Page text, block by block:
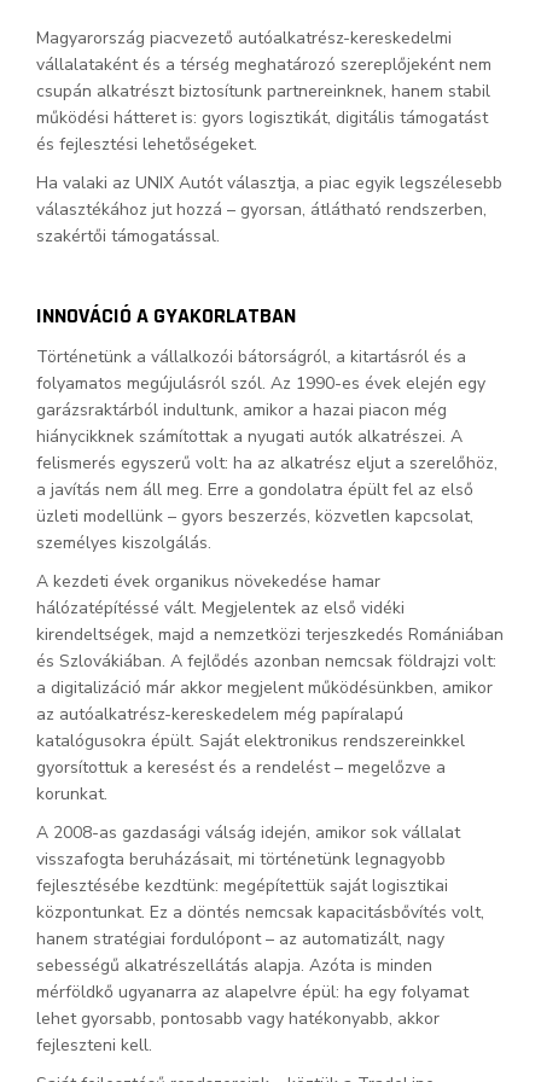
Magyarország piacvezető autóalkatrész-kereskedelmi
vállalataként és a térség meghatározó szereplőjeként nem
csupán alkatrészt biztosítunk partnereinknek, hanem stabil
működési hátteret is: gyors logisztikát, digitális támogatást
és fejlesztési lehetőségeket.
Ha valaki az UNIX Autót választja, a piac egyik legszélesebb
választékához jut hozzá – gyorsan, átlátható rendszerben,
szakértői támogatással.
INNOVÁCIÓ A GYAKORLATBAN
Történetünk a vállalkozói bátorságról, a kitartásról és a
folyamatos megújulásról szól. Az 1990-es évek elején egy
garázsraktárból indultunk, amikor a hazai piacon még
hiánycikknek számítottak a nyugati autók alkatrészei. A
felismerés egyszerű volt: ha az alkatrész eljut a szerelőhöz,
a javítás nem áll meg. Erre a gondolatra épült fel az első
üzleti modellünk – gyors beszerzés, közvetlen kapcsolat,
személyes kiszolgálás.
A kezdeti évek organikus növekedése hamar
hálózatépítéssé vált. Megjelentek az első vidéki
kirendeltségek, majd a nemzetközi terjeszkedés Romániában
és Szlovákiában. A fejlődés azonban nemcsak földrajzi volt:
a digitalizáció már akkor megjelent működésünkben, amikor
az autóalkatrész-kereskedelem még papíralapú
katalógusokra épült. Saját elektronikus rendszereinkkel
gyorsítottuk a keresést és a rendelést – megelőzve a
korunkat.
A 2008-as gazdasági válság idején, amikor sok vállalat
visszafogta beruházásait, mi történetünk legnagyobb
fejlesztésébe kezdtünk: megépítettük saját logisztikai
központunkat. Ez a döntés nemcsak kapacitásbővítés volt,
hanem stratégiai fordulópont – az automatizált, nagy
sebességű alkatrészellátás alapja. Azóta is minden
mérföldkő ugyanarra az alapelvre épül: ha egy folyamat
lehet gyorsabb, pontosabb vagy hatékonyabb, akkor
fejleszteni kell.